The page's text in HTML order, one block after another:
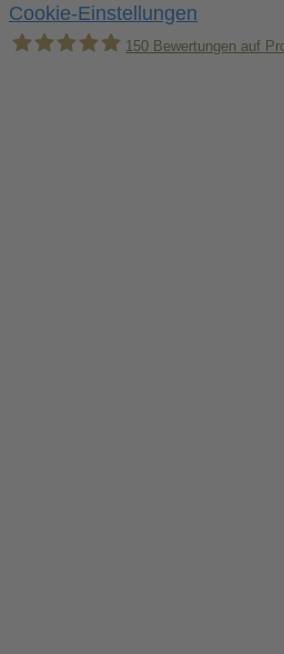
Cookie-Einstellungen
150 Bewertungen auf